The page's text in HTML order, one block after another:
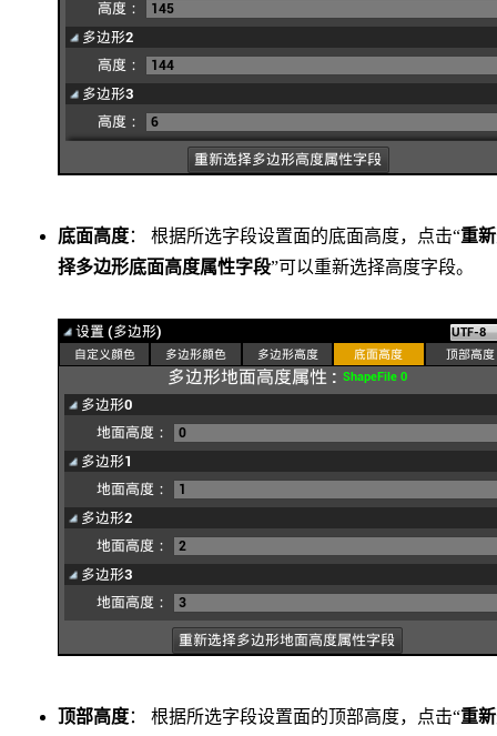
底面高度： 根据所选字段设置面的底面高度，点击“重
择多边形底面高度属性字段”可以重新选择高度字段。
顶部高度： 根据所选字段设置面的顶部高度，点击“重